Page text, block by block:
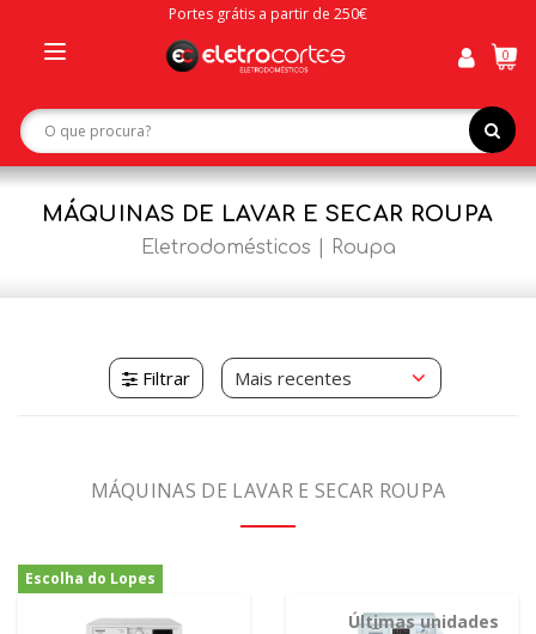
Portes grátis a partir de 250€
navigation
0
MÁQUINAS DE LAVAR E SECAR ROUPA
Eletrodomésticos Roupa
Filtrar
MÁQUINAS DE LAVAR E SECAR ROUPA
Escolha do Lopes
-3% Últimas unidades